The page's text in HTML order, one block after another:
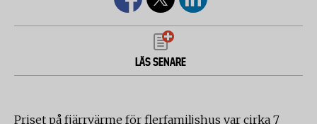
LÄS SENARE
Priset på fjärrvärme för flerfamiljshus var cirka 7